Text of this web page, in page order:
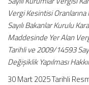
Vergi Kesintisi
Sayılı Bakanlar Kurulu
Maddesinde Yer Alan
Tarihli ve 2009/14593
Değişiklik Yapılması
30 Mart 2025 Tarihli